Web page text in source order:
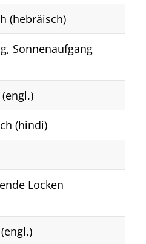
(hebräisch)
Sonnenaufgang
(hindi)
Locken